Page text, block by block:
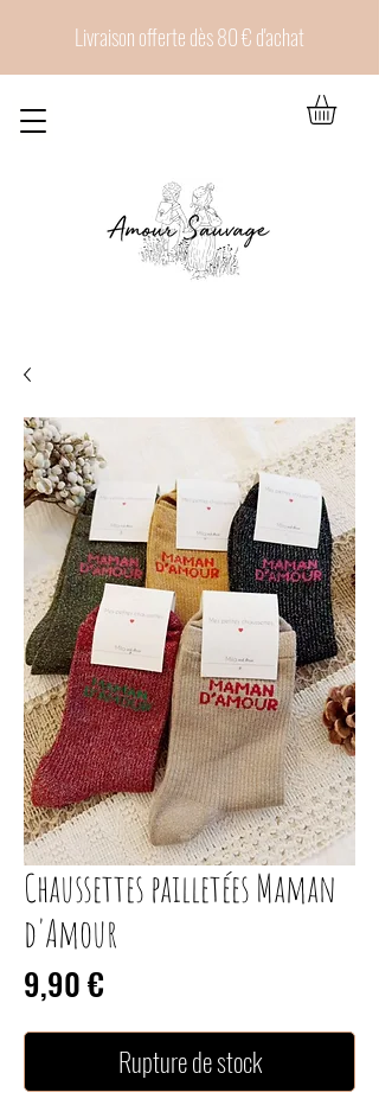
Livraison offerte dès 80 € d'achat
Chaussettes pailletées Maman
d'Amour
9,90 €
Rupture de stock